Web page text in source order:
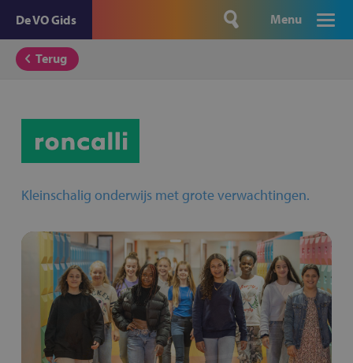
De VO Gids Menu
Terug
Kleinschalig onderwijs met grote verwachtingen.